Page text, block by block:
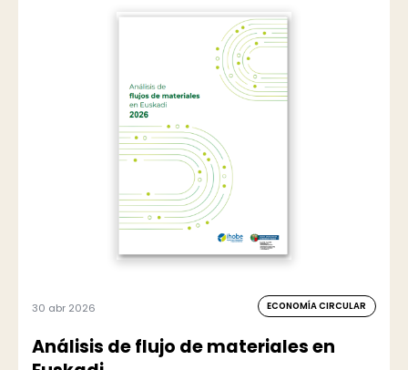
30 abr 2026 ECONOMÍA CIRCULAR
Análisis de flujo de materiales en